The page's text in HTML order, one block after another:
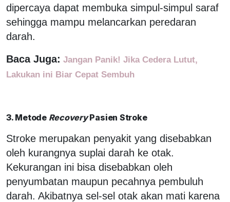
dipercaya dapat membuka simpul-simpul saraf
sehingga mampu melancarkan peredaran
darah.
Baca Juga: Jangan Panik! Jika Cedera Lutut,
Lakukan ini Biar Cepat Sembuh
3. Metode RecoveryPasien Stroke
Stroke merupakan penyakit yang disebabkan
oleh kurangnya suplai darah ke otak.
Kekurangan ini bisa disebabkan oleh
penyumbatan maupun pecahnya pembuluh
darah. Akibatnya sel-sel otak akan mati karena